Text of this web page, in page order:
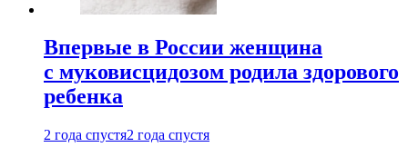
Впервые в России женщина
с муковисцидозом родила здорового
ребенка
2 года спустя2 года спустя